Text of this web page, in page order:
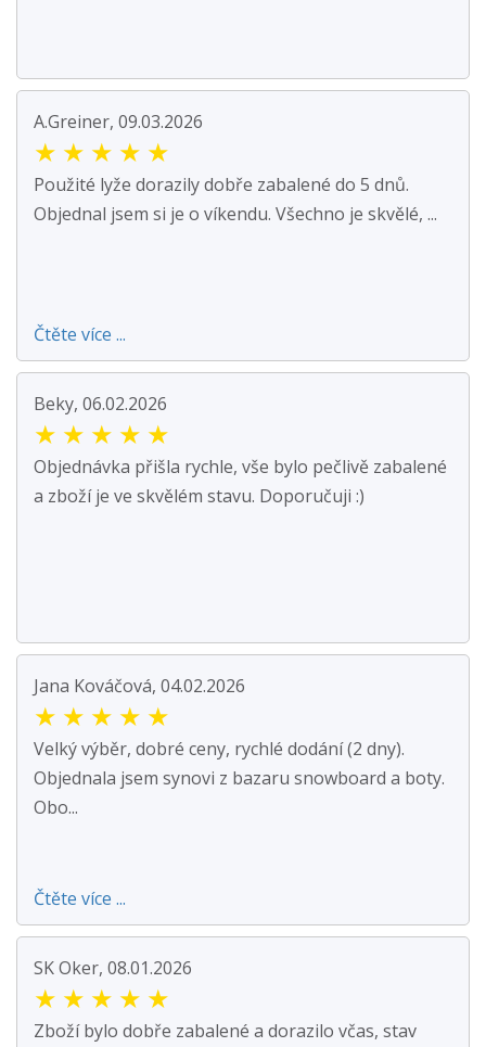
A.Greiner, 09.03.2026
★ ★ ★ ★ ★
Použité lyže dorazily dobře zabalené do 5 dnů.
Objednal jsem si je o víkendu. Všechno je skvělé, ...
Čtěte více ...
Beky, 06.02.2026
★ ★ ★ ★ ★
Objednávka přišla rychle, vše bylo pečlivě zabalené
a zboží je ve skvělém stavu. Doporučuji :)
Jana Kováčová, 04.02.2026
★ ★ ★ ★ ★
Velký výběr, dobré ceny, rychlé dodání (2 dny).
Objednala jsem synovi z bazaru snowboard a boty.
Obo...
Čtěte více ...
SK Oker, 08.01.2026
★ ★ ★ ★ ★
Zboží bylo dobře zabalené a dorazilo včas, stav